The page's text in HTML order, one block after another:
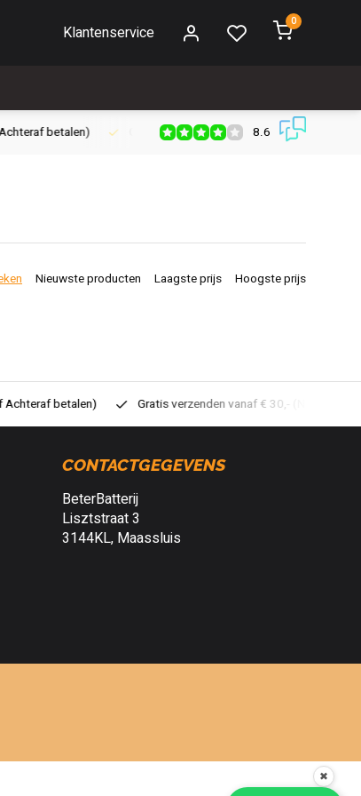
Klantenservice
0
vanaf € 30,- (NL) Verzendkosten € 2,95 (NL)
8.6
Nieuwste producten Laagste prijs Hoogste prijs
vanaf € 30,- (NL) Verzendkosten € 2,95 (NL)
CONTACTGEGEVENS
BeterBatterij
Lisztstraat 3
3144KL, Maassluis
✖